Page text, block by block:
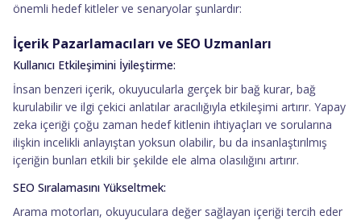
önemli hedef kitleler ve senaryolar şunlardır:
İçerik Pazarlamacıları ve SEO Uzmanları
Kullanıcı Etkileşimini İyileştirme:
İnsan benzeri içerik, okuyucularla gerçek bir bağ kurar, bağ
kurulabilir ve ilgi çekici anlatılar aracılığıyla etkileşimi artırır. Yapay
zeka içeriği çoğu zaman hedef kitlenin ihtiyaçları ve sorularına
ilişkin incelikli anlayıştan yoksun olabilir, bu da insanlaştırılmış
içeriğin bunları etkili bir şekilde ele alma olasılığını artırır.
SEO Sıralamasını Yükseltmek:
Arama motorları, okuyuculara değer sağlayan içeriği tercih eder